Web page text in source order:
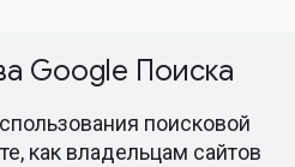
Google Поиска
поисковой
как владельцам сайтов